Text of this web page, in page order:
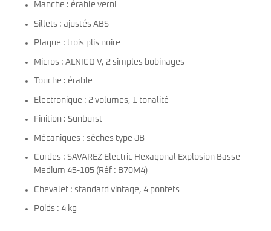
Manche : érable verni
Sillets : ajustés ABS
Plaque : trois plis noire
Micros : ALNICO V, 2 simples bobinages
Touche : érable
Electronique : 2 volumes, 1 tonalité
Finition : Sunburst
Mécaniques : sèches type JB
Cordes : SAVAREZ Electric Hexagonal Explosion Basse
Medium 45-105 (Réf : B70M4)
Chevalet : standard vintage, 4 pontets
Poids : 4 kg